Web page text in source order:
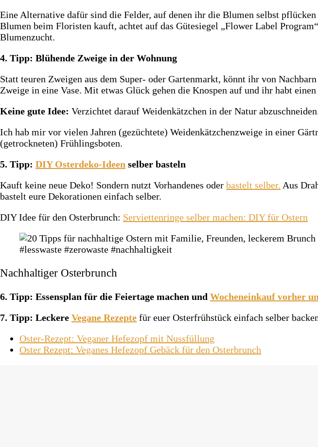
Eine Alternative dafür sind die Felder, auf denen ihr die Blumen selbst
Blumen beim Floristen kauft, achtet auf das Gütesiegel „Flower Label
Blumenzucht.
4. Tipp: Blühende Zweige in der Wohnung
Statt teuren Zweigen aus dem Super- oder Gartenmarkt, könnt ihr von
Zweige in eine Vase. Mit etwas Glück gehen die Knospen auf und ihr habt
Keine gute Idee: Verzichtet darauf Weidenkätzchen in der Natur
Ich hab mir vor vielen Jahren (gezüchtete) Weidenkätzchenzweige in einer
(getrockneten) Frühlingsboten.
5. Tipp: DIY Osterdeko-Ideen selber basteln
Kauft keine neue Deko! Sondern nutzt Vorhandenes oder bastelt selber. Aus
bastelt eure Dekorationen einfach selber.
DIY Idee für den Osterbrunch: Serviettenringe selber machen: DIY für Ostern
Nachhaltiger Osterbrunch
6. Tipp: Essensplan für die Feiertage machen und Wocheneinkauf vorher
7. Tipp: Leckere Vegane Rezepte für euer Osterfrühstück einfach selber
Oster-Rezept: Veganer Hefezopf mit Nussfüllung
Oster Rezept: Veganes Hefezopf Gebäck für den Osterbrunch